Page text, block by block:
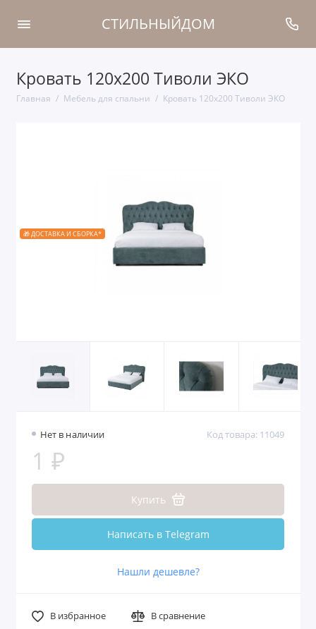
СТИЛЬНЫЙДОМ
Кровать 120x200 Тиволи ЭКО
Главная Мебель для спальни Кровать 120x200 Тиволи ЭКО
🎁 ДОСТАВКА И СБОРКА*
Нет в наличии Код товара: 11049
1 ₽
Купить
Написать в Telegram
Нашли дешевле?
В избранное В сравнение